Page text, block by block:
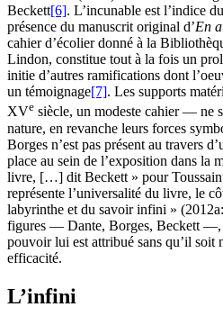
Beckett[6]. L’incunable est l’indice
présence du manuscrit original d’En
cahier d’écolier donné à la
Lindon, constitue tout à la fois un
initie d’autres ramifications dont
un témoignage[7]. Les supports
XVe siècle, un modeste cahier — ne
nature, en revanche leurs forces
Borges n’est pas présent au travers
place au sein de l’exposition dans la
livre, […] dit Beckett » pour
représente l’universalité du livre, le
labyrinthe et du savoir infini »
figures — Dante, Borges, Beckett —,
pouvoir lui est attribué sans qu’il soit
efficacité.
L’infini